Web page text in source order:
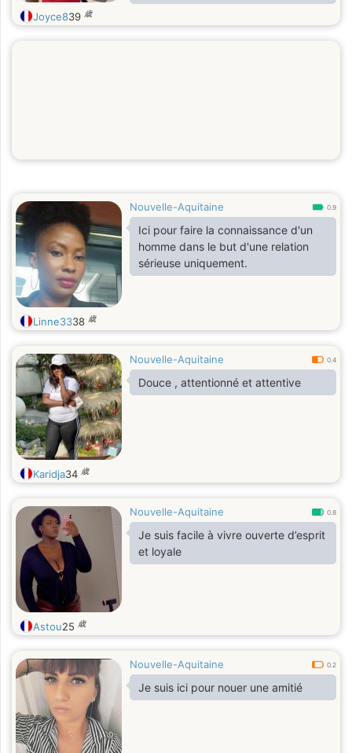
coucher du soleil et je crois encore
au romantisme !
Joyce839 歳
Nouvelle-Aquitaine 0.9
Ici pour faire la connaissance d'un
homme dans le but d'une relation
sérieuse uniquement.
Linne3338 歳
Nouvelle-Aquitaine 0.4
Douce , attentionné et attentive
Karidja34 歳
Nouvelle-Aquitaine 0.8
Je suis facile à vivre ouverte d’esprit
et loyale
Astou25 歳
Nouvelle-Aquitaine 0.2
Je suis ici pour nouer une amitié